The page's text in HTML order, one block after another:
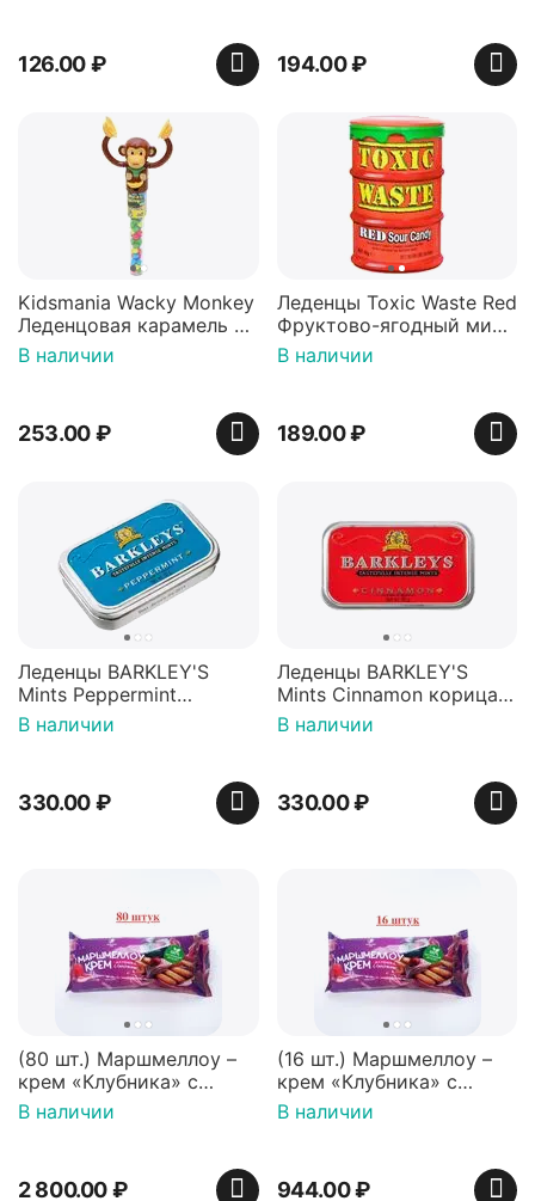
126.00₽ 194.00₽
Kidsmania Wacky Monkey
Леденцовая карамель с
игрушкой Ваки Манки
12г, Китай
В наличии
253.00₽
Леденцы Toxic Waste Red
Фруктово-ягодный микс
Красная банка 42 г,
Пакистан
В наличии
189.00₽
Леденцы BARKLEY'S
Mints Peppermint
перечная мята 50г,
Нидерланды
В наличии
330.00₽
Леденцы BARKLEY'S
Mints Cinnamon корица
50г, Нидерланды
В наличии
330.00₽
(80 шт.) Маршмеллоу –
крем «Клубника» с
палочками (ТМ
«Зефирный Лео»)
В наличии
2 800.00₽
(16 шт.) Маршмеллоу –
крем «Клубника» с
палочками (ТМ
«Зефирный Лео»)
В наличии
944.00₽